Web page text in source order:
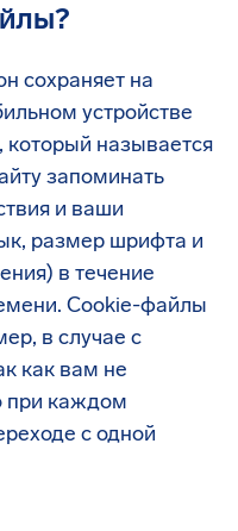
сохраняет на
устройстве
называется
запоминать
и ваши
размер шрифта и
в течение
Cookie-файлы
в случае с
как вам не
при каждом
с одной